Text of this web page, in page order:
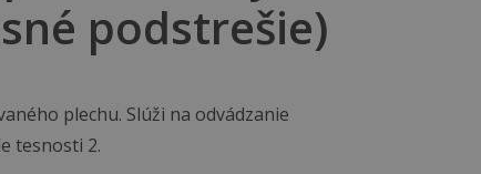
podstrešie)
plechu. Slúži na odvádzanie
tesnosti 2.